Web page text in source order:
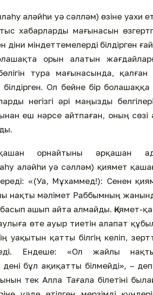
аләйһи уә сәлләм) өзіне уахи
тыс хабарларды мағынасын
міндеттемелерді білдірген
орын алатын
тура мағынасында, қалған
Ол бейне бір
негізгі әрі маңызды
еш нәрсе айтпаған, оның
қашан орнайтыны әрқашан
аләйһи уә сәлләм) қиямет
«(Уа, Мұхаммед!): Сенен
нақты мәлімет Раббымның
ашып айта алмайды. Қиямет-
өте ауыр тиетін алапат
уақытын қатты білгің келіп,
Ендеше: «Ол жайлы
бұл ақиқатты білмейді», –
тек Алла Тағала білетіні